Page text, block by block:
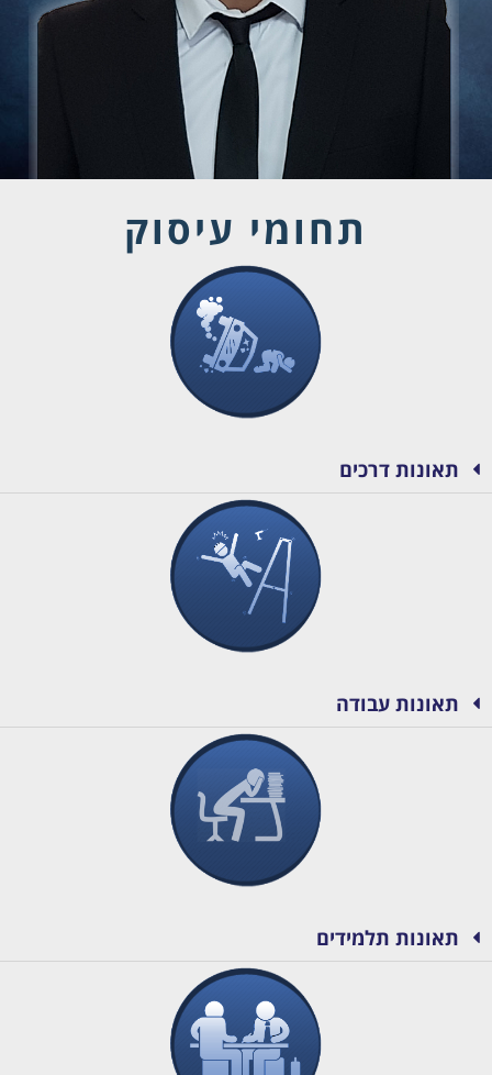
תחומי עיסוק
תאונות דרכים
תאונות עבודה
תאונות תלמידים